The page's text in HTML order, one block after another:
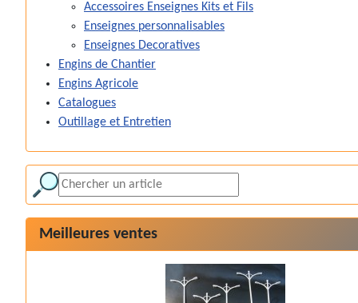
Accessoires Enseignes Kits et Fils
Enseignes personnalisables
Enseignes Decoratives
Engins de Chantier
Engins Agricole
Catalogues
Outillage et Entretien
Meilleures ventes